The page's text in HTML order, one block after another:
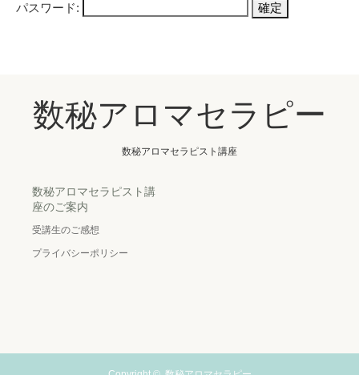
パスワード:
数秘アロマセラピー
数秘アロマセラピスト講座
数秘アロマセラピスト講
座のご案内
受講生のご感想
プライバシーポリシー